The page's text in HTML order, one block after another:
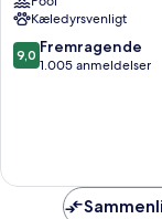
Mountain
Eagle
Mountain
Kæledyrsvenligt
9.0
ud
9,0 Fremragende
1.005 anmeldelser